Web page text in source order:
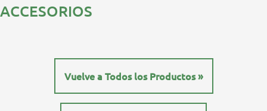
ACCESORIOS
Vuelve a Todos los Productos »